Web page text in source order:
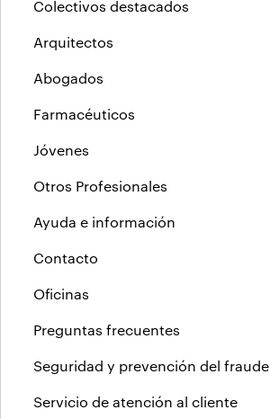
Colectivos destacados
Arquitectos
Abogados
Farmacéuticos
Jóvenes
Otros Profesionales
Ayuda e información
Contacto
Oficinas
Preguntas frecuentes
Seguridad y prevención del fraude
Servicio de atención al cliente